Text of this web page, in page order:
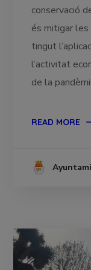
conservació
és mitigar les
tingut
l’activitat
de la
READ MORE